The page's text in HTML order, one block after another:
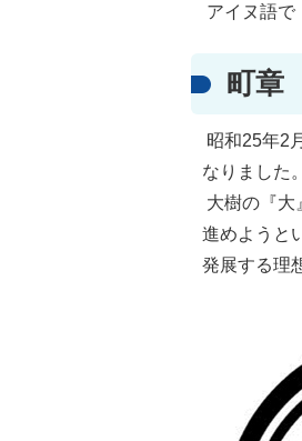
アイヌ語で
町章
昭和25年2
なりました。
大樹の『大
進めようと
発展する理